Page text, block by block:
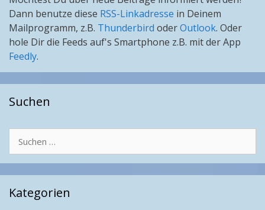
Dann benutze diese RSS-Linkadresse in Deinem
Mailprogramm, z.B. Thunderbird oderOutlook. Oder
hole Dir die Feeds auf's Smartphone z.B. mit der App
Feedly.
Suchen
nach:
Kategorien